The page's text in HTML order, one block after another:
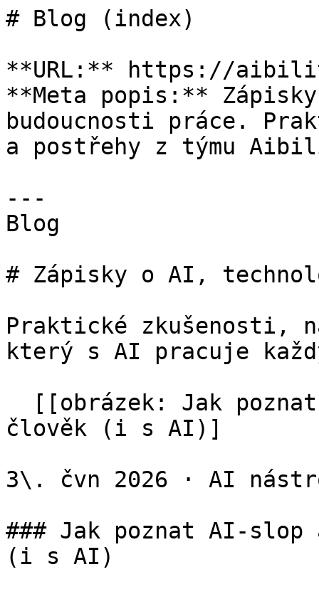
# Blog (index)
**URL:** https://
**Meta popis:**
budoucnosti práce.
a postřehy z týmu
---
Blog
# Zápisky o AI,
Praktické zkušenosti,
který s AI pracuje
člověk (i s AI)]
3\. čvn 2026 · AI
### Jak poznat AI-
(i s AI)